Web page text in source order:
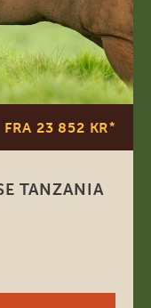
FRA 23 852 KR*
TANZANIA